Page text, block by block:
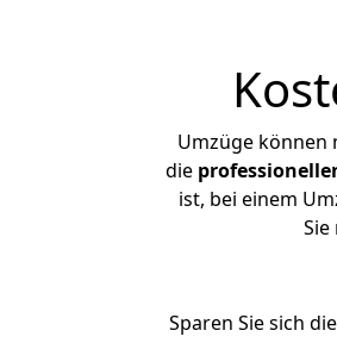
Umzüge können
die
ist, bei einem
Sparen Sie sich